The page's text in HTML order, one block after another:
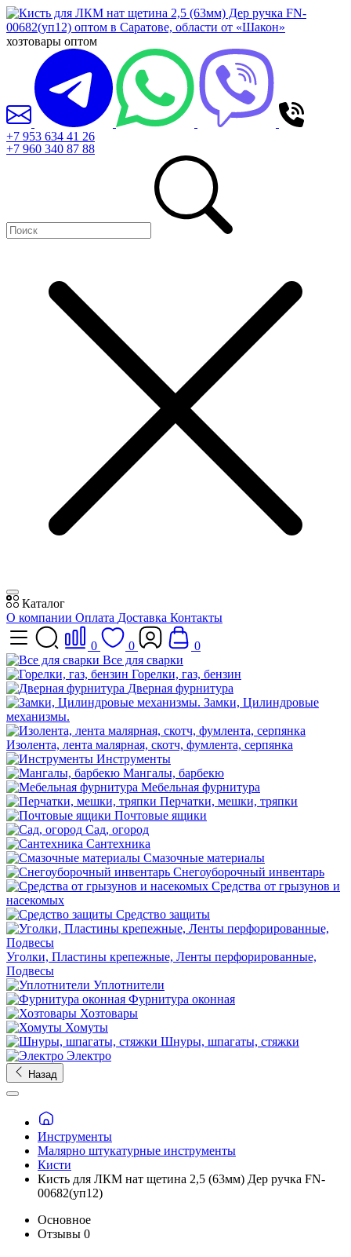
хозтовары оптом
+7 953 634 41 26
+7 960 340 87 88
Каталог
О компании Оплата Доставка Контакты
0 0
0
Все для сварки
Горелки, газ, бензин
Дверная фурнитура
Замки, Цилиндровые
механизмы.
Изолента, лента малярная, скотч, фумлента, серпянка
Инструменты
Мангалы, барбекю
Мебельная фурнитура
Перчатки, мешки, тряпки
Почтовые ящики
Сад, огород
Сантехника
Смазочные материалы
Снегоуборочный инвентарь
Средства от грызунов и
насекомых
Средство защиты
Уголки, Пластины крепежные, Ленты перфорированные,
Подвесы
Уплотнители
Фурнитура оконная
Хозтовары
Хомуты
Шнуры, шпагаты, стяжки
Электро
Назад
Инструменты
Малярно штукатурные инструменты
Кисти
Кисть для ЛКМ нат щетина 2,5 (63мм) Дер ручка FN-
00682(уп12)
Основное
Отзывы 0